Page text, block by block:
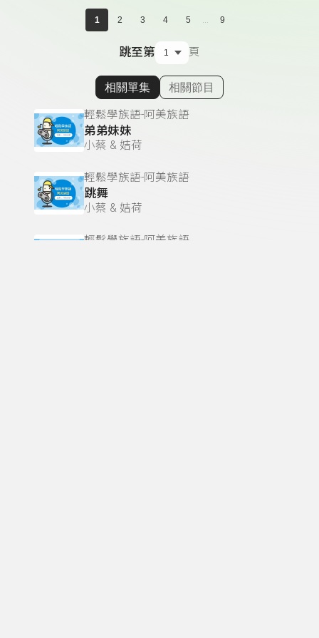
1 2 3 4 5 ... 9
跳至第 頁
顯示相關單集
相關單集 相關節目
輕鬆學族語-阿美族語
弟弟妹妹
小蔡 & 姞荷
輕鬆學族語-阿美族語
跳舞
小蔡 & 姞荷
輕鬆學族語-阿美族語